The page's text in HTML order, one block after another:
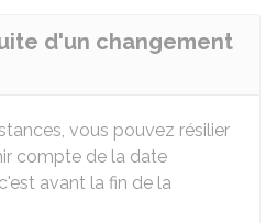
d'un changement
vous pouvez résilier
compte de la date
avant la fin de la